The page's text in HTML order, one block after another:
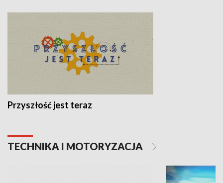
Przyszłość jest teraz
TECHNIKA I MOTORYZACJA